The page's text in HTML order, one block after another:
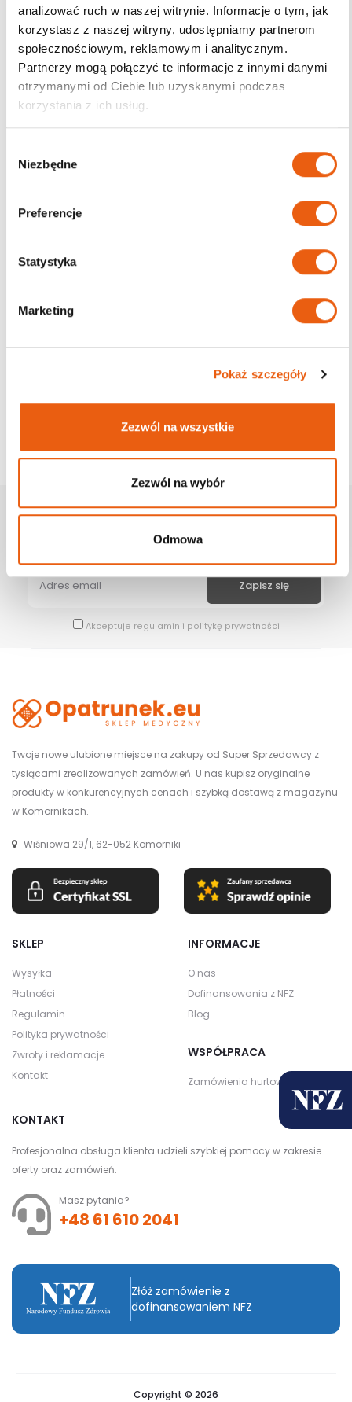
analizować ruch w naszej witrynie. Informacje o tym, jak
korzystasz z naszej witryny, udostępniamy partnerom
społecznościowym, reklamowym i analitycznym.
Partnerzy mogą połączyć te informacje z innymi danymi
otrzymanymi od Ciebie lub uzyskanymi podczas
korzystania z ich usług.
Niezbędne
Preferencje
Statystyka
Marketing
Pokaż szczegóły
Zezwól na wszystkie
Zezwól na wybór
Odmowa
Darmowa dostawa
od 200zł
Zapisz Się Na Newsletter
Bądź na bieżąco z naszymi wszystkimi nowościami i promocjami.
Akceptuje regulamin i politykę prywatności
Twoje nowe ulubione miejsce na zakupy od Super Sprzedawcy z
tysiącami zrealizowanych zamówień. U nas kupisz oryginalne
produkty w konkurencyjnych cenach i szybką dostawą z magazynu
w Komornikach.
Wiśniowa 29/1, 62-052 Komorniki
SKLEP
Wysyłka
Płatności
Regulamin
Polityka prywatności
Zwroty i reklamacje
Kontakt
INFORMACJE
O nas
Dofinansowania z NFZ
Blog
WSPÓŁPRACA
Zamówienia hurtowe
KONTAKT
Profesjonalna obsługa klienta udzieli szybkiej pomocy w zakresie
oferty oraz zamówień.
Masz pytania?
+48 61 610 2041
Złóż zamówienie z
dofinansowaniem NFZ
Copyright © 2026